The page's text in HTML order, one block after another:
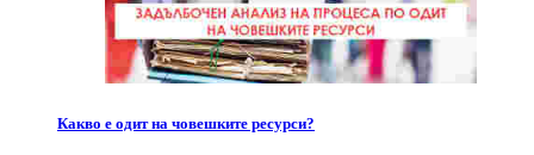
Какво е одит на човешките ресурси?